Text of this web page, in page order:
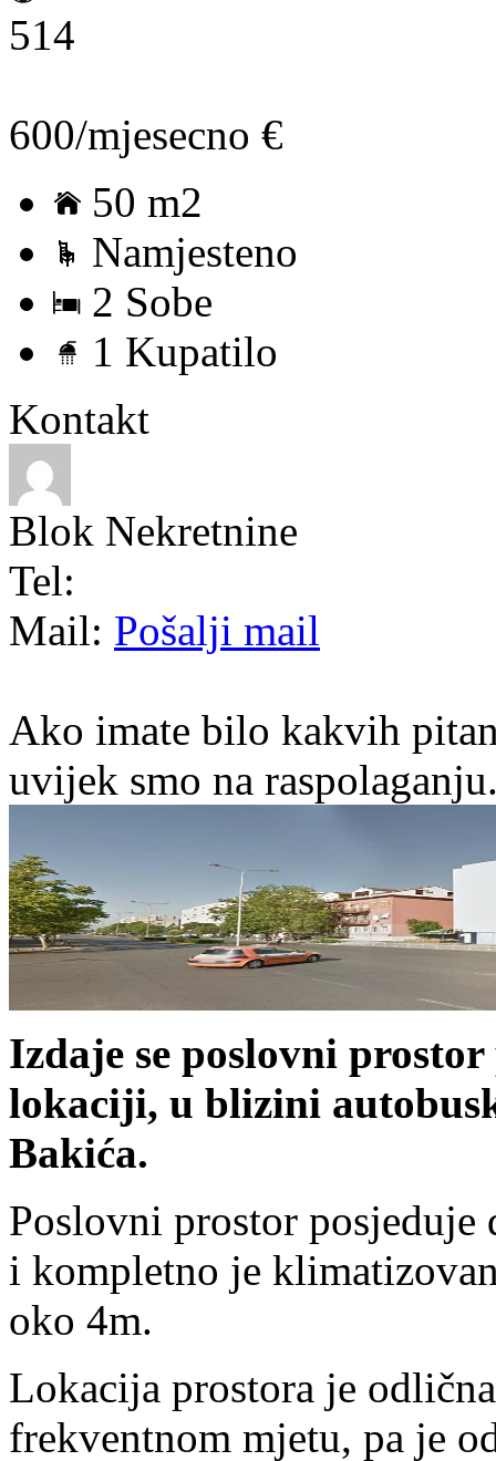
514
600/mjesecno €
50 m2
Namjesteno
2 Sobe
1 Kupatilo
Kontakt
Blok Nekretnine
Tel:
Mail: Pošalji mail
Ako imate bilo kakvih
uvijek smo na
Izdaje se poslovni
lokaciji, u blizini
Bakića.
Poslovni prostor
i kompletno je
oko 4m.
Lokacija prostora je
frekventnom mjetu, pa je